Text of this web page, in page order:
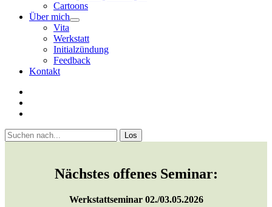
Cartoons
Über mich
open
Vita
Werkstatt
Initialzündung
Feedback
Kontakt
Sidebar
Suchen
Nächstes offenes Seminar:
Werkstattseminar 02./03.05.2026